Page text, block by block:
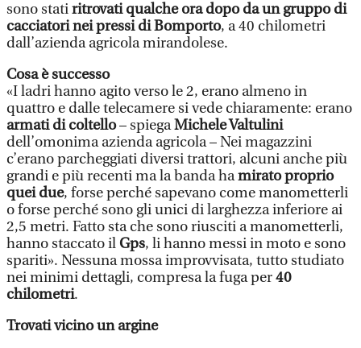
sono statiritrovati qualche ora dopo da un gruppo di
cacciatori nei pressi di Bomporto, a 40 chilometri
dall’azienda agricola mirandolese.
Cosa è successo
«I ladri hanno agito verso le 2, erano almeno in
quattro e dalle telecamere si vede chiaramente: erano
armati di coltello– spiegaMichele Valtulini
dell’omonima azienda agricola – Nei magazzini
c’erano parcheggiati diversi trattori, alcuni anche più
grandi e più recenti ma la banda hamirato proprio
quei due, forse perché sapevano come manometterli
o forse perché sono gli unici di larghezza inferiore ai
2,5 metri. Fatto sta che sono riusciti a manometterli,
hanno staccato ilGps, li hanno messi in moto e sono
spariti». Nessuna mossa improvvisata, tutto studiato
nei minimi dettagli, compresa la fuga per40
chilometri.
Trovati vicino un argine